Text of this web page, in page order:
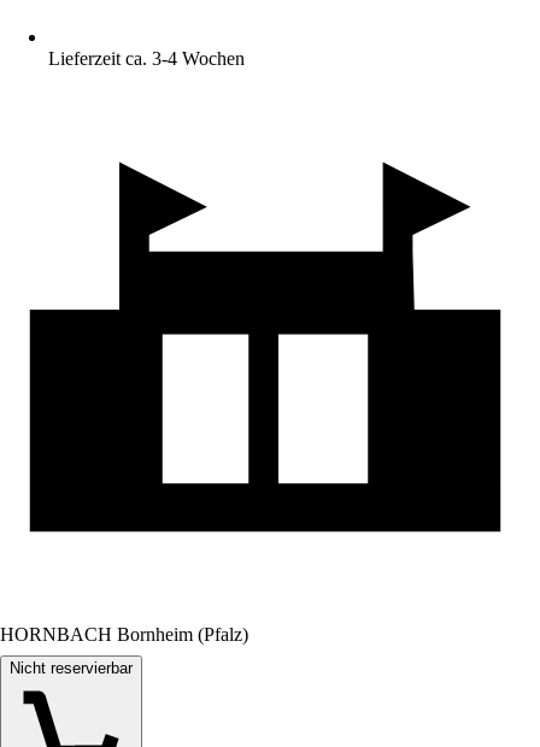
Lieferzeit ca. 3-4 Wochen
HORNBACH Bornheim (Pfalz)
Nicht reservierbar